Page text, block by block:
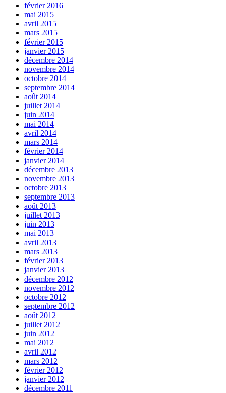
février 2016
mai 2015
avril 2015
mars 2015
février 2015
janvier 2015
décembre 2014
novembre 2014
octobre 2014
septembre 2014
août 2014
juillet 2014
juin 2014
mai 2014
avril 2014
mars 2014
février 2014
janvier 2014
décembre 2013
novembre 2013
octobre 2013
septembre 2013
août 2013
juillet 2013
juin 2013
mai 2013
avril 2013
mars 2013
février 2013
janvier 2013
décembre 2012
novembre 2012
octobre 2012
septembre 2012
août 2012
juillet 2012
juin 2012
mai 2012
avril 2012
mars 2012
février 2012
janvier 2012
décembre 2011